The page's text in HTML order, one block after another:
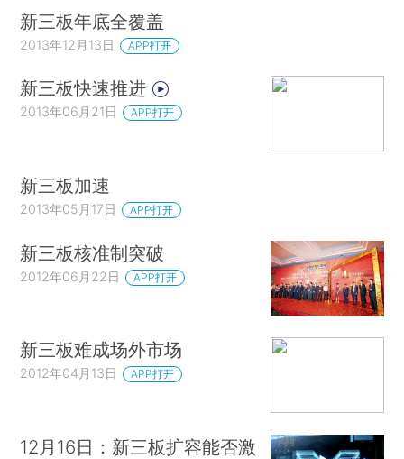
新三板年底全覆盖
2013年12月13日 APP打开
新三板快速推进
2013年06月21日 APP打开
新三板加速
2013年05月17日 APP打开
新三板核准制突破
2012年06月22日 APP打开
新三板难成场外市场
2012年04月13日 APP打开
12月16日：新三板扩容能否激